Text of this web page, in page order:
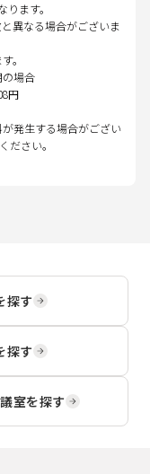
ます。
異なる場合がございま
。
の場合
円
発生する場合がござい
ださい。
探す
探す
室を探す